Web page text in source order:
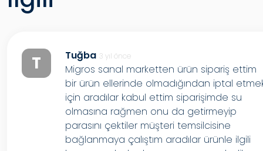
T Tuğba 3 yıl önce
Migros sanal marketten ürün sipariş ettim
bir ürün ellerinde olmadığından iptal
için aradılar kabul ettim siparişimde su
olmasına rağmen onu da getirmeyip
parasını çektiler müşteri temsilcisine
bağlanmaya çalıştım aradılar ürünle ilgili